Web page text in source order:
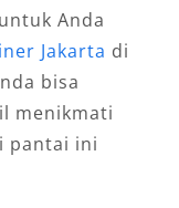
untuk Anda
Jakarta di
bisa
menikmati
pantai ini